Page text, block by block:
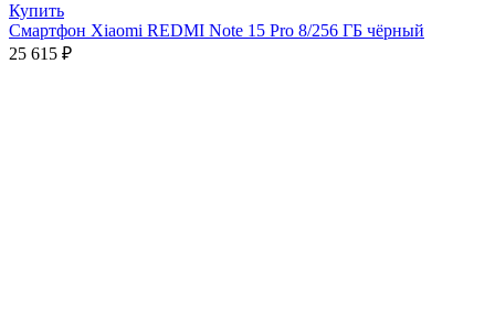
Купить
Смартфон Xiaomi REDMI Note 15 Pro 8/256 ГБ чёрный
25 615 ₽